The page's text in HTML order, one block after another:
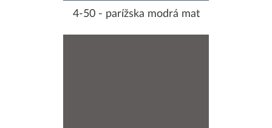
4-50 - parížska modrá mat